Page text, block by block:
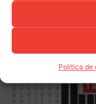
Política de